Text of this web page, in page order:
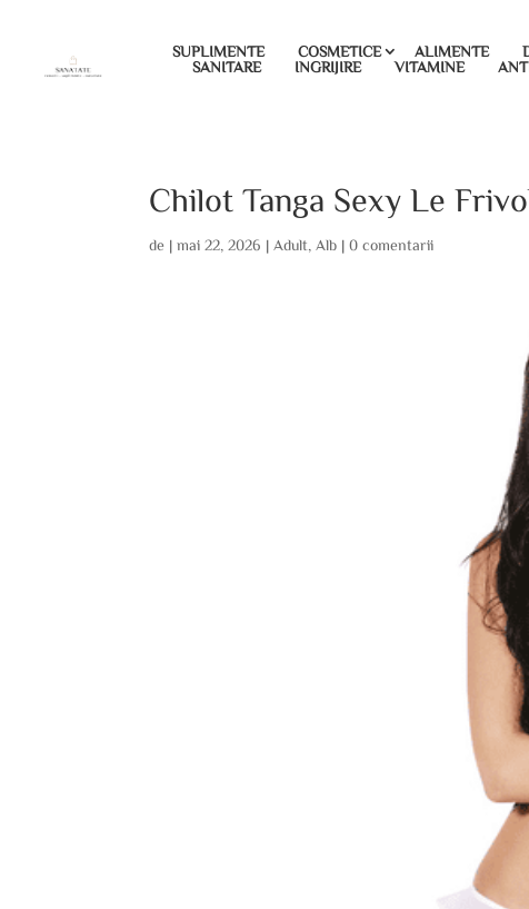
SUPLIMENTE COSMETICE ALIMENTE
SANITARE
INGRIJIRE VITAMINE
Chilot Tanga Sexy Le
de |mai 22, 2026 | Adult Alb |0 comentarii